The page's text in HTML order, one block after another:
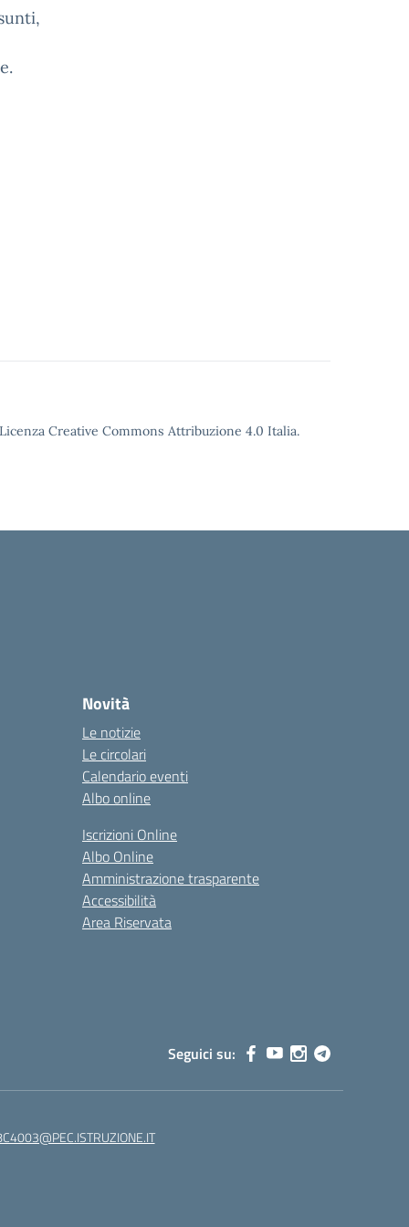
Creative Commons Attribuzione 4.0 Italia.
Novità
Le notizie
Le circolari
Calendario eventi
Albo online
Iscrizioni Online
Albo Online
Amministrazione trasparente
Accessibilità
Area Riservata
Seguici su: